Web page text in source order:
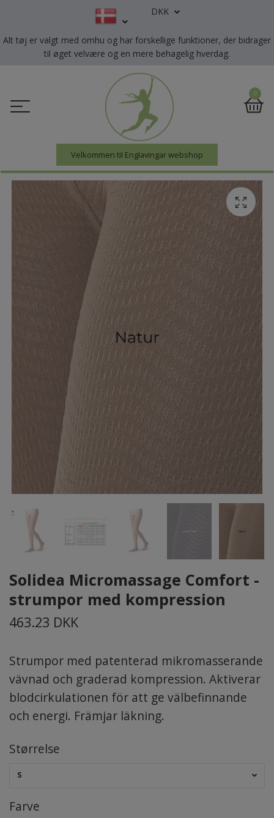
DKK
Alt tøj er valgt med omhu og har forskellige funktioner, der bidrager
til øget velvære og en mere behagelig hverdag.
Velkommen til Englavingar webshop
0
Solidea Micromassage Comfort -
strumpor med kompression
463.23 DKK
Strumpor med patenterad mikromasserande
vävnad och graderad kompression. Aktiverar
blodcirkulationen för att ge välbefinnande
och energi. Främjar läkning.
Størrelse
S
Farve